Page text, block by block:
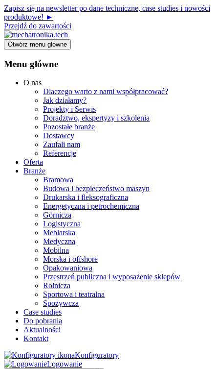
Zapisz się na newsletter po dane techniczne, case studies i nowości
produktowe! ►
Przejdź do zawartości
Otwórz menu główne
Menu główne
O nas
Dlaczego warto z nami współpracować?
Jak działamy?
Projekty i Serwis
Doradztwo, ekspertyzy i szkolenia
Pozostałe branże
Dostawcy
Zaufali nam
Referencje
Oferta
Branże
Bramowa
Budowa i bezpieczeństwo maszyn
Drukarska i fleksograficzna
Energetyczna i petrochemiczna
Górnicza
Logistyczna
Meblarska
Medyczna
Mobilna
Morska i offshore
Opakowaniowa
Przestrzeń publiczna i wyposażenie sklepów
Rolnicza
Sportowa i teatralna
Spożywcza
Case studies
Do pobrania
Aktualności
Kontakt
Konfiguratory
Logowanie